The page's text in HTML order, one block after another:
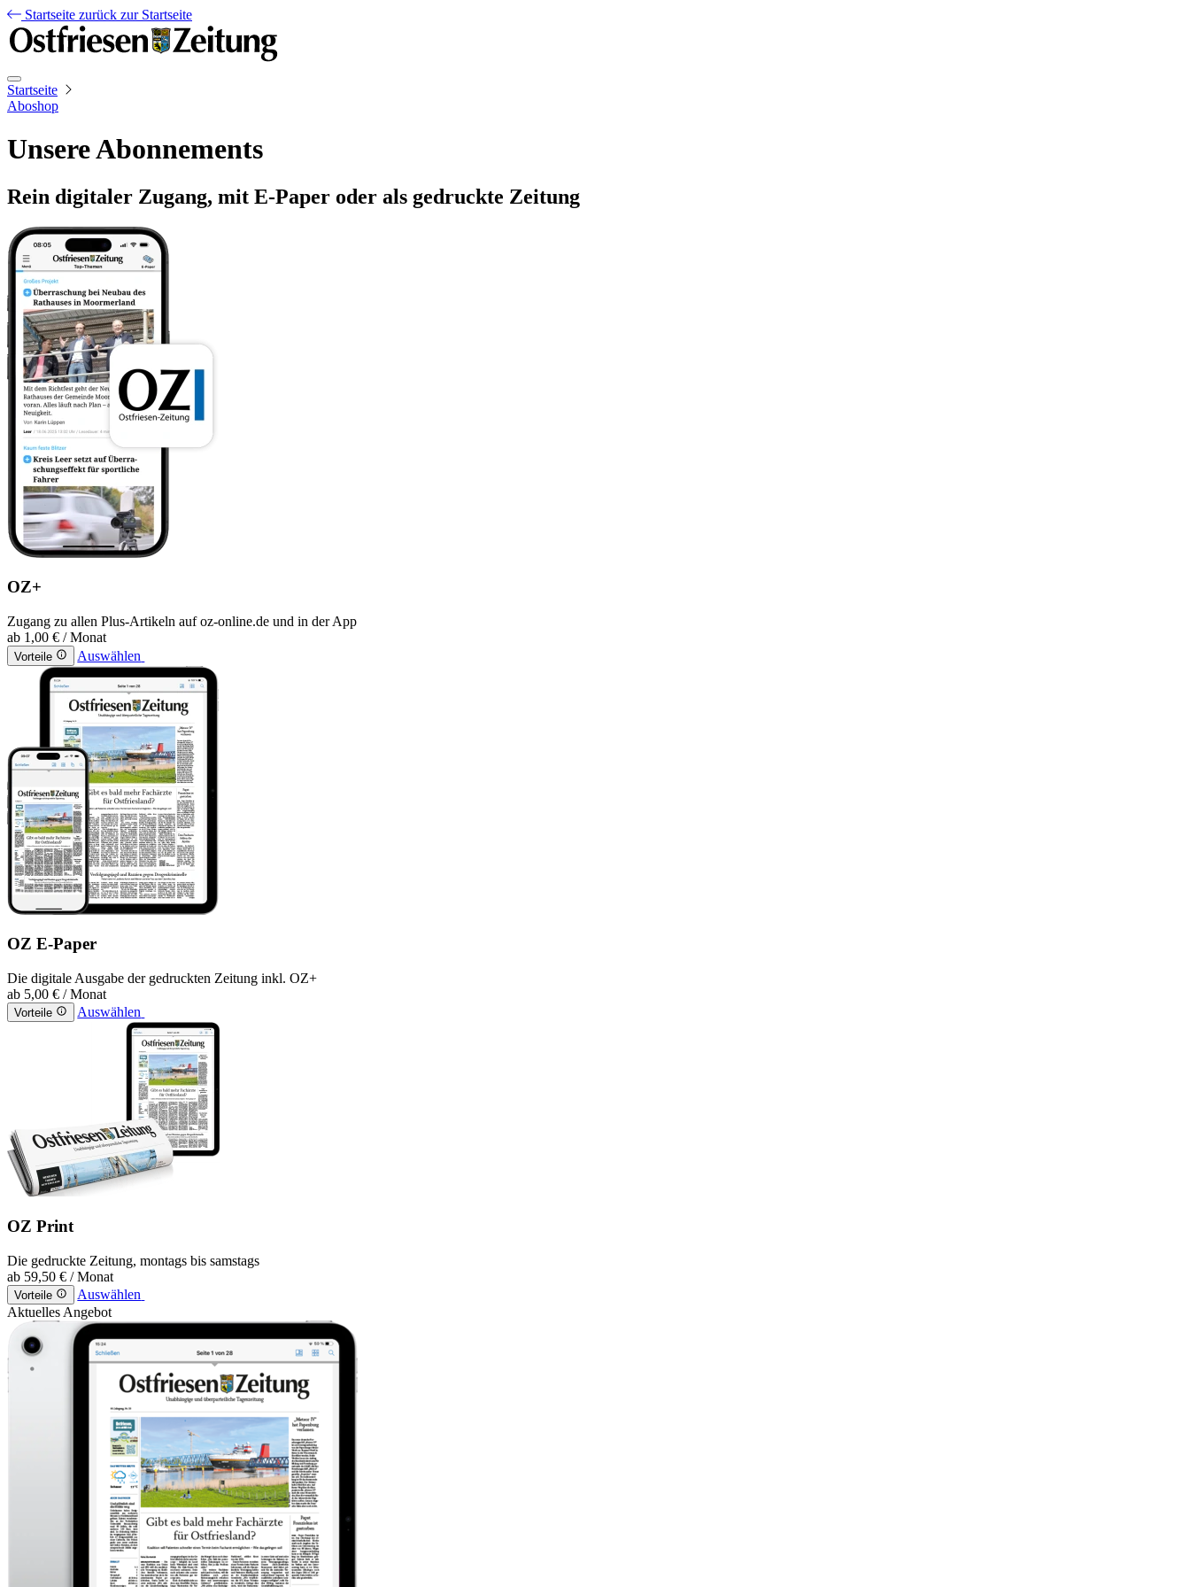
Startseite zurück zur Startseite
Startseite
Aboshop
Unsere Abonnements
Rein digitaler Zugang, mit E-Paper oder als gedruckte Zeitung
OZ+
Zugang zu allen Plus-Artikeln auf oz-online.de und in der App
ab 1,00 € / Monat
Vorteile Auswählen
OZ E-Paper
Die digitale Ausgabe der gedruckten Zeitung inkl. OZ+
ab 5,00 € / Monat
Vorteile Auswählen
OZ Print
Die gedruckte Zeitung, montags bis samstags
ab 59,50 € / Monat
Vorteile
Auswählen
Aktuelles Angebot